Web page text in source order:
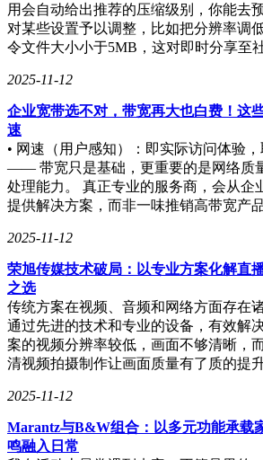
用会自动给出推荐的压缩级别，你能去
对某些设置予以调整，比如把分辨率调
令文件大小小于5MB，这对即时分享至
2025-11-12
企业宽带选不对，带宽再大也白费！这
速
• 网速（用户感知）：即实际访问体验
—— 带宽只是基础，更重要的是网络质
处理能力。 真正专业的服务商，会从企
提供解决方案，而非一味推销高带宽产
2025-11-12
荣旭传媒技术破局：以专业方案化解直
之选
传统方案在视频、音频和网络方面存在
通过先进的技术和专业的设备，有效解
案的视频分辨率较低，画面不够清晰，
清视频拍摄制作让画面质量有了质的提
2025-11-12
Marantz与B&W组合：以多元功能承载
鸣融入日常